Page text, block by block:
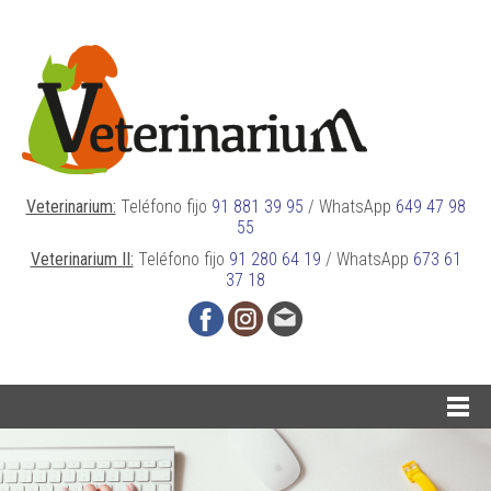
Veterinarium: Teléfono fijo 91 881 39 95 / WhatsApp 649 47 98
55
Veterinarium II: Teléfono fijo 91 280 64 19 / WhatsApp 673 61
37 18